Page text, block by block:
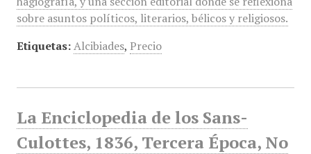
sobre asuntos políticos, literarios, bélicos y religiosos.
Etiquetas: Alcibiades, Precio
La Enciclopedia de los Sans-
Culottes, 1836, Tercera Época, No